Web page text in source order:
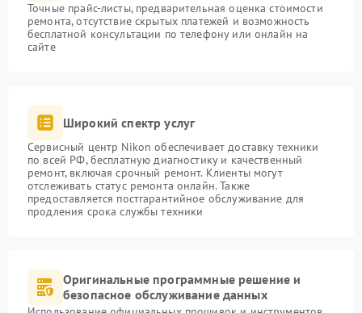
Точные прайс-листы, предварительная оценка стоимости
ремонта, отсутствие скрытых платежей и возможность
бесплатной консультации по телефону или онлайн на
сайте
Широкий спектр услуг
Сервисный центр Nikon обеспечивает доставку техники
по всей РФ, бесплатную диагностику и качественный
ремонт, включая срочный ремонт. Клиенты могут
отслеживать статус ремонта онлайн. Также
предоставляется постгарантийное обслуживание для
продления срока службы техники
Оригинальные программные решение и
безопасное обслуживание данных